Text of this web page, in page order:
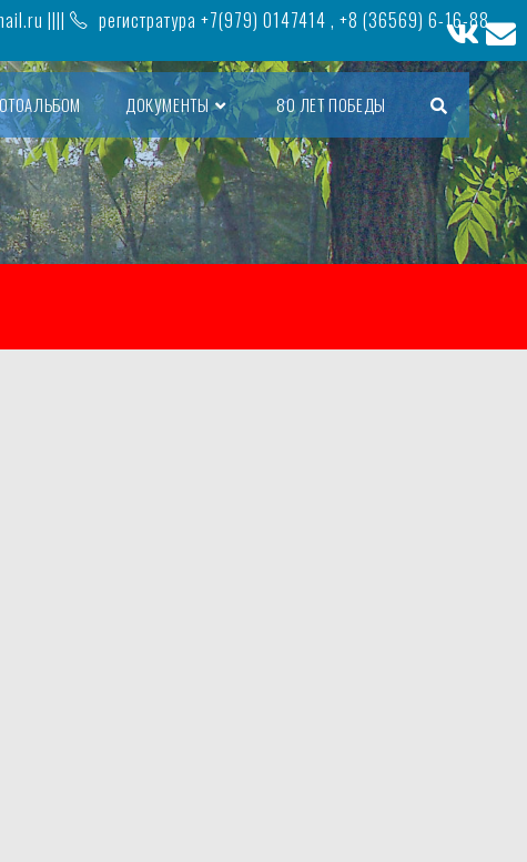
|||| регистратура +7(979) 0147414 , +8 (36569) 6-16-88,
ДОКУМЕНТЫ 80 ЛЕТ ПОБЕДЫ ПЕРЕКЛЮЧИТЬ
ПОИСК
ПО